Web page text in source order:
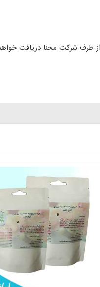
طرف شرکت محنا دریافت